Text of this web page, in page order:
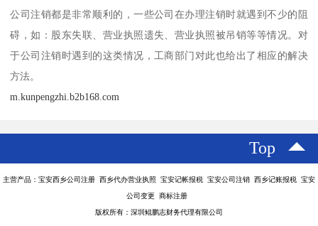
公司注销都是非常顺利的，一些公司在办理注销时就遇到不少的阻
碍，如：股东失联、营业执照遗失、营业执照被吊销等等情况。对
于公司注销时遇到的这类情况，工商部门对此也给出了相应的解决
方法。
m.kunpengzhi.b2b168.com
Top
主营产品：宝安西乡公司注册 西乡代办营业执照 宝安记帐报税 宝安公司注销 西乡记账报税 宝安
公司变更 商标注册
版权所有：深圳鲲鹏志财务代理有限公司